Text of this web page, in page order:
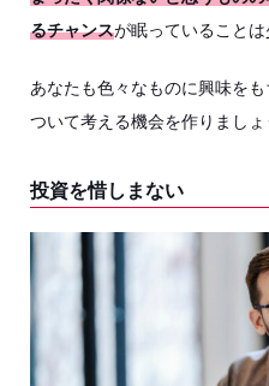
るチャンスが眠っていることは
あなたも色々なものに興味を
ついて考える機会を作りましょ
投資を惜しまない